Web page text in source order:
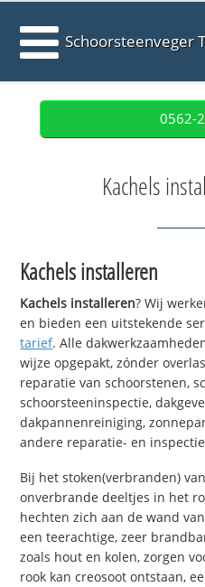
Schoorsteenveger
0562-
Kachels
Kachels installeren
Kachels installeren? Wij
en bieden een uitstekende
tarief. Alle
wijze opgepakt, zónder
reparatie van schoorstenen,
schoorsteeninspectie,
dakpannenreiniging,
andere reparatie- en
Bij het stoken(verbranden)
onverbrande deeltjes in het
hechten zich aan de wand
een teerachtige, zeer
zoals hout en kolen, zorgen
rook kan creosoot ontstaan,